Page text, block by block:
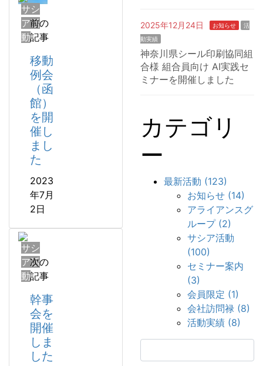
サシ
ア活
動
前の
記事
移動
例会
（函
館）
を開
催し
まし
た
2023
年7月
2日
サシ
ア活
動
次の
記事
幹事
会を
開催
しま
した
2025年12月24日 お知らせ
活
動実績
神奈川県シール印刷協同組
合様 組合員向け AI実践セ
ミナーを開催しました
カテゴリ
ー
最新活動 (123)
お知らせ (14)
アライアンスグ
ループ (2)
サシア活動
(100)
セミナー案内
(3)
会員限定 (1)
会社訪問禄 (8)
活動実績 (8)
索: